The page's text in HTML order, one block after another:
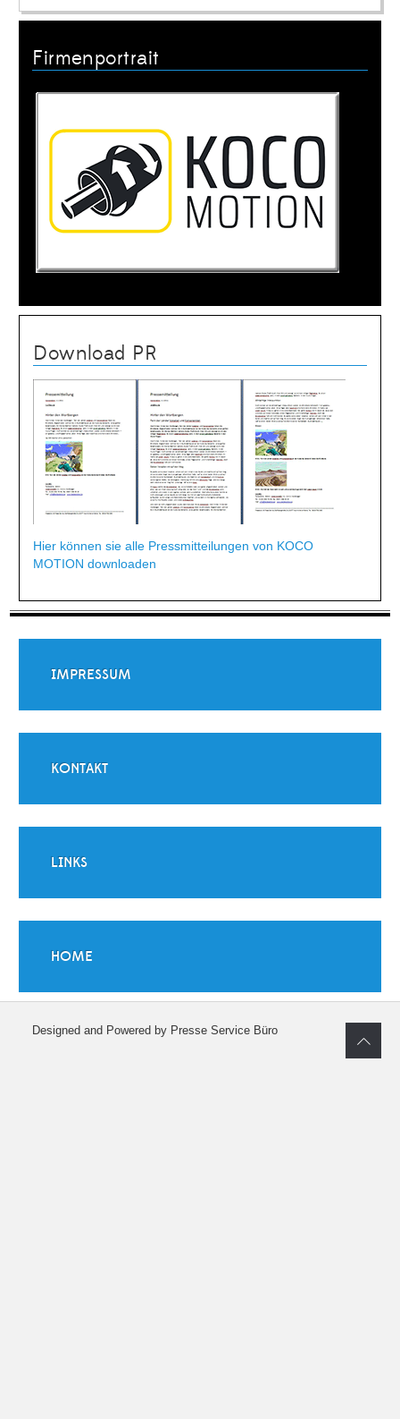
Firmenportrait
Download PR
Hier können sie alle Pressmitteilungen von KOCO
MOTION downloaden
IMPRESSUM
KONTAKT
LINKS
HOME
Designed and Powered by Presse Service Büro